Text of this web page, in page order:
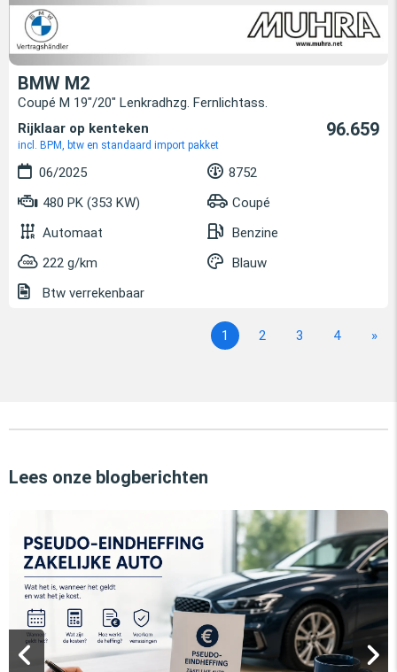
BMW M2
Coupé M 19"/20" Lenkradhzg. Fernlichtass.
Rijklaar op kenteken
incl. BPM, btw en standaard import pakket
96.659
06/2025
8752
480 PK (353 KW)
Coupé
Automaat
Benzine
222 g/km
Blauw
Btw verrekenbaar
1 2 3 4 »
Lees onze blogberichten